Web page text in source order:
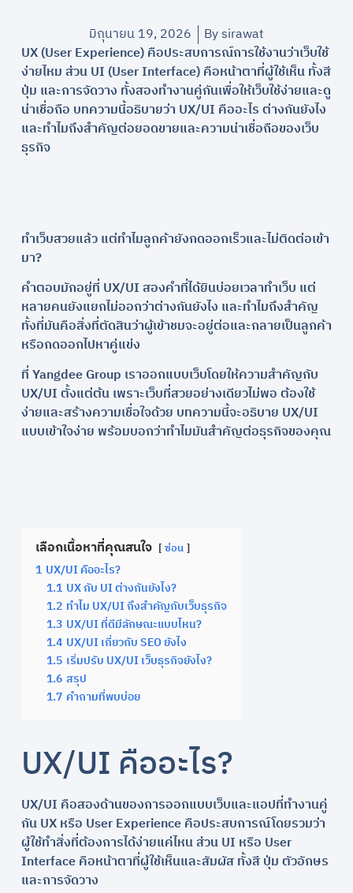
มิถุนายน 19, 2026 Bysirawat
UX (User Experience) คือประสบการณ์การใช้งานว่าเว็บใช้
ง่ายไหม ส่วน UI (User Interface) คือหน้าตาที่ผู้ใช้เห็น ทั้งสี
ปุ่ม และการจัดวาง ทั้งสองทำงานคู่กันเพื่อให้เว็บใช้ง่ายและดู
น่าเชื่อถือ บทความนี้อธิบายว่า UX/UI คืออะไร ต่างกันยังไง
และทำไมถึงสำคัญต่อยอดขายและความน่าเชื่อถือของเว็บ
ธุรกิจ
ทำเว็บสวยแล้ว แต่ทำไมลูกค้ายังกดออกเร็วและไม่ติดต่อเข้า
มา?
คำตอบมักอยู่ที่ UX/UI สองคำที่ได้ยินบ่อยเวลาทำเว็บ แต่
หลายคนยังแยกไม่ออกว่าต่างกันยังไง และทำไมถึงสำคัญ
ทั้งที่มันคือสิ่งที่ตัดสินว่าผู้เข้าชมจะอยู่ต่อและกลายเป็นลูกค้า
หรือกดออกไปหาคู่แข่ง
ที่ Yangdee Group เราออกแบบเว็บโดยให้ความสำคัญกับ
UX/UI ตั้งแต่ต้น เพราะเว็บที่สวยอย่างเดียวไม่พอ ต้องใช้
ง่ายและสร้างความเชื่อใจด้วย บทความนี้จะอธิบาย UX/UI
แบบเข้าใจง่าย พร้อมบอกว่าทำไมมันสำคัญต่อธุรกิจของคุณ
เลือกเนื้อหาที่คุณสนใจ ซ่อน
1 UX/UI คืออะไร?
1.1 UX กับ UI ต่างกันยังไง?
1.2 ทำไม UX/UI ถึงสำคัญกับเว็บธุรกิจ
1.3 UX/UI ที่ดีมีลักษณะแบบไหน?
1.4 UX/UI เกี่ยวกับ SEO ยังไง
1.5 เริ่มปรับ UX/UI เว็บธุรกิจยังไง?
1.6 สรุป
1.7 คำถามที่พบบ่อย
UX/UI คืออะไร?
UX/UI คือสองด้านของการออกแบบเว็บและแอปที่ทำงานคู่
กัน UX หรือ User Experience คือประสบการณ์โดยรวมว่า
ผู้ใช้ทำสิ่งที่ต้องการได้ง่ายแค่ไหน ส่วน UI หรือ User
Interface คือหน้าตาที่ผู้ใช้เห็นและสัมผัส ทั้งสี ปุ่ม ตัวอักษร
และการจัดวาง